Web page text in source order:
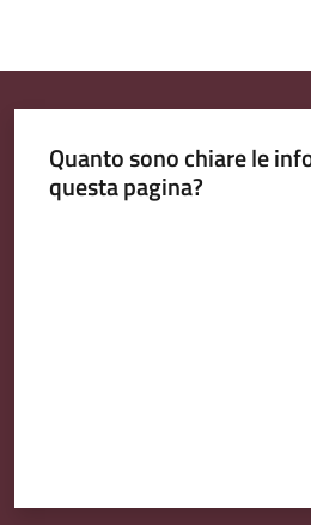
t
Quanto sono chiare le
questa pagina?